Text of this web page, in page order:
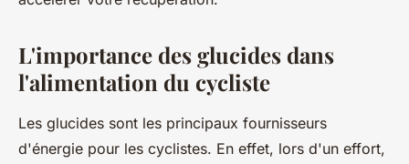
L'importance des glucides dans
l'alimentation du cycliste
Les glucides sont les principaux fournisseurs
d'énergie pour les cyclistes. En effet, lors d'un effort,